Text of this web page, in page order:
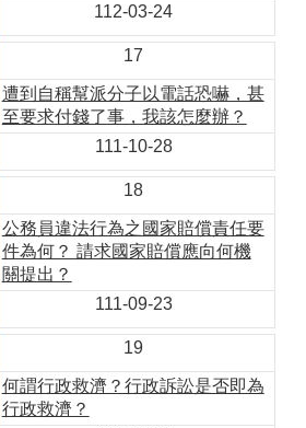
112-03-24
17
遭到自稱幫派分子以電話恐嚇，甚
至要求付錢了事，我該怎麼辦？
111-10-28
18
公務員違法行為之國家賠償責任要
件為何？ 請求國家賠償應向何機
關提出？
111-09-23
19
何謂行政救濟？行政訴訟是否即為
行政救濟？